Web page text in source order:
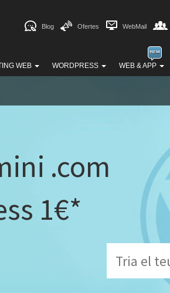
WEB WORDPRESS WEB & APP
Blog Ofertes WebMail
.com
1€*